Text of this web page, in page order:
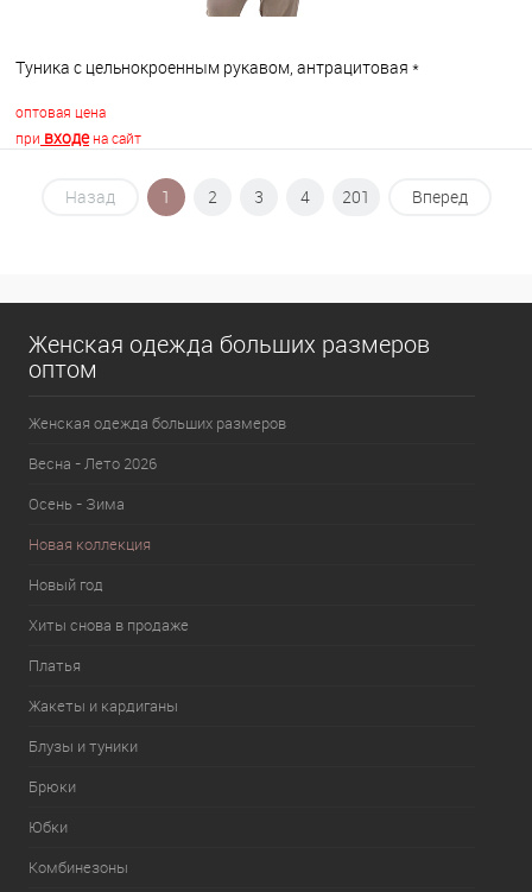
Туника с цельнокроенным рукавом, антрацитовая *
оптовая цена
при входена сайт
В корзину
Назад 1 2 3 4 201 Вперед
Женская одежда больших размеров
оптом
Женская одежда больших размеров
Весна - Лето 2026
Осень - Зима
Новая коллекция
Новый год
Хиты снова в продаже
Платья
Жакеты и кардиганы
Блузы и туники
Брюки
Юбки
Комбинезоны